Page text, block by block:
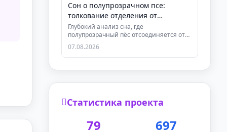
Сон о полупрозрачном псе:
толкование отделения от
инстинктов
Глубокий анализ сна, где
полупрозрачный пёс отсоединяется от
нижней чакры. Символика завершения
цикл...
07.08.2026
Статистика проекта
79 697